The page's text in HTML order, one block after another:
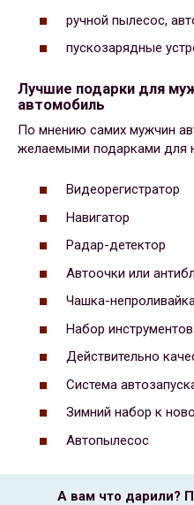
ручной пылесос,
пускозарядные
Лучшие подарки для
автомобиль
По мнению самих мужчин
желаемыми подарками для
Видеорегистратор
Навигатор
Радар-детектор
Автоочки или
Чашка-
Набор инструментов
Действительно
Система
Зимний набор к
Автопылесос
А вам что дарили?